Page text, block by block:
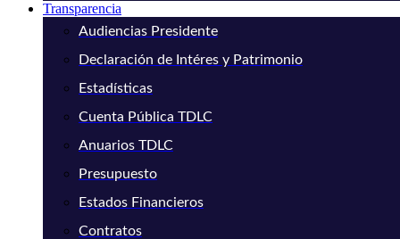
Transparencia
Audiencias Presidente
Declaración de Intéres y Patrimonio
Estadísticas
Cuenta Pública TDLC
Anuarios TDLC
Presupuesto
Estados Financieros
Contratos